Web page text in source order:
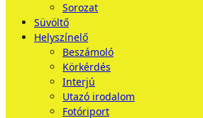
Sorozat
Süvöltő
Helyszínelő
Beszámoló
Körkérdés
Interjú
Utazó irodalom
Fotóriport